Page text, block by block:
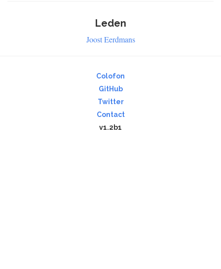
Leden
Joost Eerdmans
Colofon
GitHub
Twitter
Contact
v1.2b1